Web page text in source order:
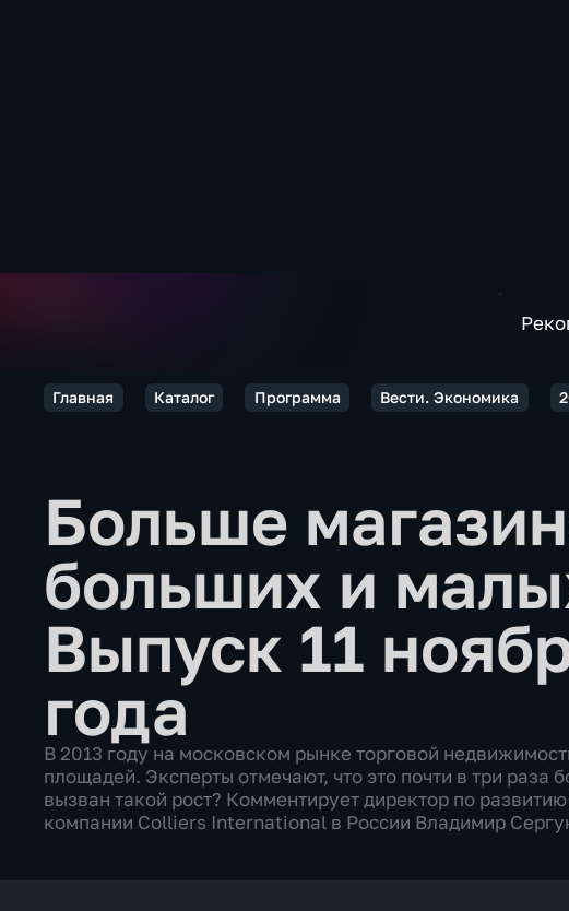
Главная Каталог Программа Вести. Экономика
Больше
больших и
Выпуск 11
года
В 2013 году на московском рынке торговой
площадей. Эксперты отмечают, что это почти в три
вызван такой рост? Комментирует директор по
компании Colliers International в России Владимир